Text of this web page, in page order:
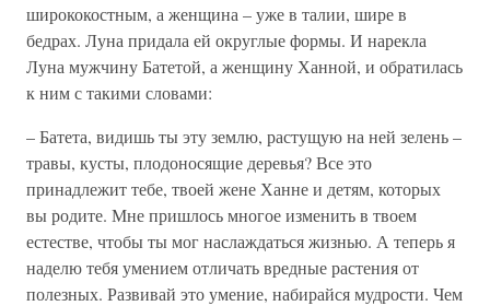
ширококостным, а женщина – уже в талии, шире в
бедрах. Луна придала ей округлые формы. И нарекла
Луна мужчину Батетой, а женщину Ханной, и обратилась
к ним с такими словами:
– Батета, видишь ты эту землю, растущую на ней зелень –
травы, кусты, плодоносящие деревья? Все это
принадлежит тебе, твоей жене Ханне и детям, которых
вы родите. Мне пришлось многое изменить в твоем
естестве, чтобы ты мог наслаждаться жизнью. А теперь я
наделю тебя умением отличать вредные растения от
полезных. Развивай это умение, набирайся мудрости. Чем